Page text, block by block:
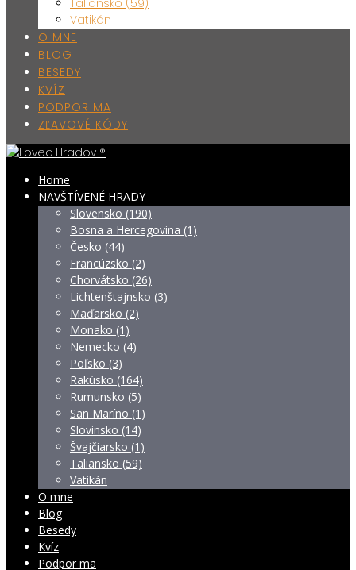
Taliansko (59)
Vatikán
O MNE
BLOG
BESEDY
KVÍZ
PODPOR MA
ZĽAVOVÉ KÓDY
Home
NAVŠTÍVENÉ HRADY
Slovensko (190)
Bosna a Hercegovina (1)
Česko (44)
Francúzsko (2)
Chorvátsko (26)
Lichtenštajnsko (3)
Maďarsko (2)
Monako (1)
Nemecko (4)
Poľsko (3)
Rakúsko (164)
Rumunsko (5)
San Maríno (1)
Slovinsko (14)
Švajčiarsko (1)
Taliansko (59)
Vatikán
O mne
Blog
Besedy
Kvíz
Podpor ma